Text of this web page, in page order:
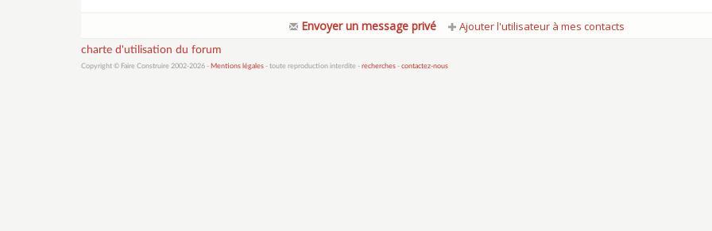
Envoyer un message privé Ajouter l'utilisateur à mes contacts
charte d'utilisation du forum
Copyright © Faire Construire 2002-2026 - Mentions légales - toute reproduction interdite - recherches - contactez-nous